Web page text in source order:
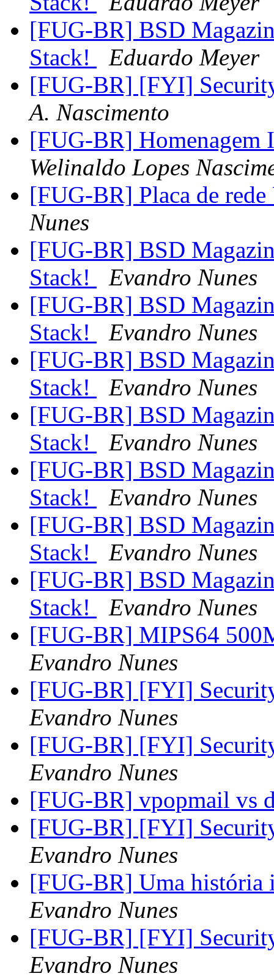
[FUG-BR] BSD
Stack!
Eduardo Meyer
[FUG-BR] [FYI]
A. Nascimento
[FUG-BR]
Welinaldo Lopes
[FUG-BR] Placa de
Nunes
[FUG-BR] BSD
Stack!
Evandro Nunes
[FUG-BR] BSD
Stack!
Evandro Nunes
[FUG-BR] BSD
Stack!
Evandro Nunes
[FUG-BR] BSD
Stack!
Evandro Nunes
[FUG-BR] BSD
Stack!
Evandro Nunes
[FUG-BR] BSD
Stack!
Evandro Nunes
[FUG-BR] BSD
Stack!
Evandro Nunes
[FUG-BR] MIPS64
Evandro Nunes
[FUG-BR] [FYI]
Evandro Nunes
[FUG-BR] [FYI]
Evandro Nunes
[FUG-BR] vpopmail vs
[FUG-BR] [FYI]
Evandro Nunes
[FUG-BR] Uma história
Evandro Nunes
[FUG-BR] [FYI]
Evandro Nunes